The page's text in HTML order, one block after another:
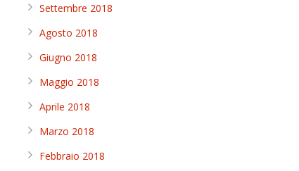
Settembre 2018
Agosto 2018
Giugno 2018
Maggio 2018
Aprile 2018
Marzo 2018
Febbraio 2018